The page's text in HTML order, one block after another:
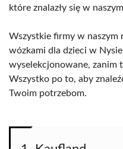
które znalazły się w
Wszystkie firmy w naszym
wózkami dla dzieci w
wyselekcjonowane, zanim
Wszystko po to, aby
Twoim potrzebom.